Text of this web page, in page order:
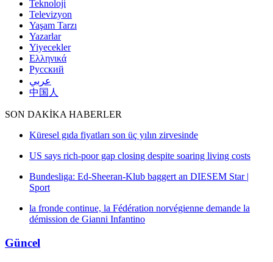
Teknoloji
Televizyon
Yaşam Tarzı
Yazarlar
Yiyecekler
Ελληνικά
Русский
عربي
中国人
SON DAKİKA HABERLER
Küresel gıda fiyatları son üç yılın zirvesinde
US says rich-poor gap closing despite soaring living costs
Bundesliga: Ed-Sheeran-Klub baggert an DIESEM Star |
Sport
la fronde continue, la Fédération norvégienne demande la
démission de Gianni Infantino
Güncel